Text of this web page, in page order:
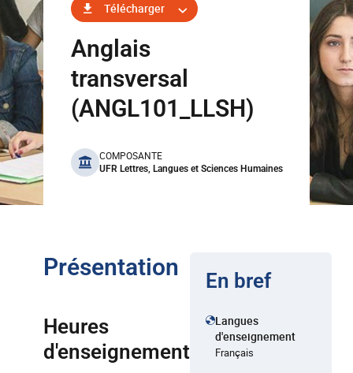
Télécharger
Anglais
transversal
(ANGL101_LLSH)
benefits
COMPOSANTE
UFR Lettres, Langues et Sciences Humaines
Présentation
Heures
d'enseignement
En bref
Langues
d'enseignement
Français